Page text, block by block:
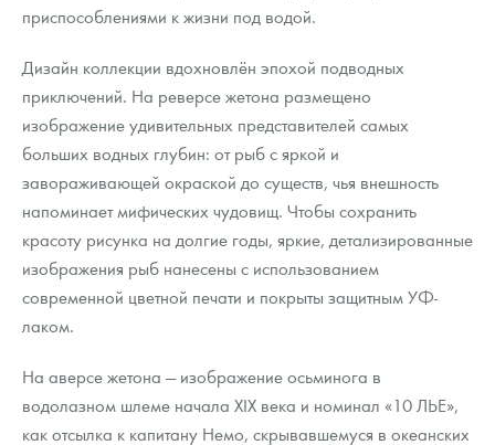
приспособлениями к жизни под водой.
Дизайн коллекции вдохновлён эпохой подводных
приключений. На реверсе жетона размещено
изображение удивительных представителей самых
больших водных глубин: от рыб с яркой и
завораживающей окраской до существ, чья внешность
напоминает мифических чудовищ. Чтобы сохранить
красоту рисунка на долгие годы, яркие, детализированные
изображения рыб нанесены с использованием
современной цветной печати и покрыты защитным УФ-
лаком.
На аверсе жетона — изображение осьминога в
водолазном шлеме начала XIX века и номинал «10 ЛЬЕ»,
как отсылка к капитану Немо, скрывавшемуся в океанских